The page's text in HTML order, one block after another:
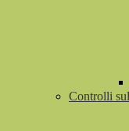
Controlli